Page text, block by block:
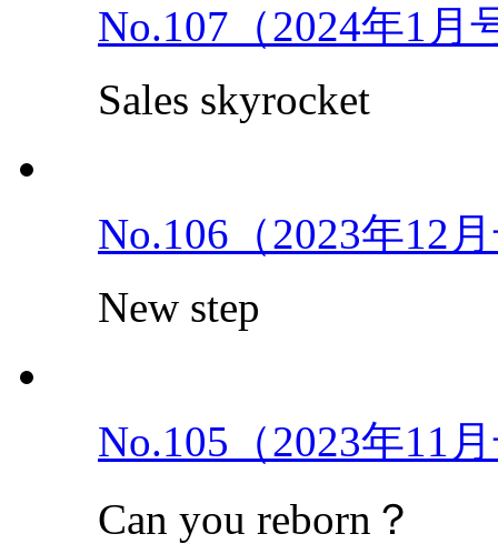
No.107（2024年1月
Sales skyrocket
No.106（2023年12
New step
No.105（2023年11
Can you reborn？